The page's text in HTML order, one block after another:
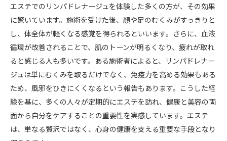
エステでのリンパドレナージュを体験した多くの方が、その効果
に驚いています。施術を受けた後、顔や足のむくみがすっきりと
し、体全体が軽くなる感覚を得られるといいます。さらに、血液
循環が改善されることで、肌のトーンが明るくなり、疲れが取れ
ると感じる人も多いです。ある施術者によると、リンパドレナー
ジュは単にむくみを取るだけでなく、免疫力を高める効果もある
ため、風邪をひきにくくなるという報告もあります。こうした経
験を基に、多くの人々が定期的にエステを訪れ、健康と美容の両
面から自分をケアすることの重要性を実感しています。エステ
は、単なる贅沢ではなく、心身の健康を支える重要な手段となり